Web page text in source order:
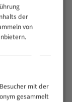
auch bei
der
von
mit der
gesammelt